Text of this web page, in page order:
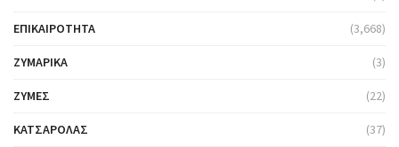
ΕΠΙΚΑΙΡΌΤΗΤΑ (3,668)
ΖΥΜΑΡΙΚΆ (3)
ΖΎΜΕΣ (22)
ΚΑΤΣΑΡΌΛΑΣ (37)